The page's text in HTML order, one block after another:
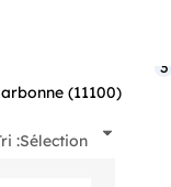
(11100)
3
:Sélection